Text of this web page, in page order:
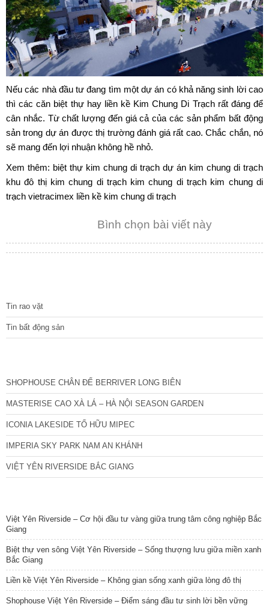
Nếu các nhà đầu tư đang tìm một dự án có khả năng sinh lời cao
thì các căn biệt thự hay liền kề Kim Chung Di Trạchrất đáng để
cân nhắc. Từ chất lượng đến giá cả của các sản phẩm bất động
sản trong dự án được thị trường đánh giá rất cao. Chắc chắn, nó
sẽ mang đến lợi nhuận không hề nhỏ.
Xem thêm: biệt thự kim chung di trạch dự án kim chung di trạch
khu đô thị kim chung di trạch kim chung di trạch kim chung di
trạch vietracimex liền kề kim chung di trạch
Bình chọn bài viết này
Tin rao vặt
Tin bất động sản
SHOPHOUSE CHÂN ĐẾ BERRIVER LONG BIÊN
MASTERISE CAO XÀ LÁ – HÀ NỘI SEASON GARDEN
ICONIA LAKESIDE TỐ HỮU MIPEC
IMPERIA SKY PARK NAM AN KHÁNH
VIỆT YÊN RIVERSIDE BẮC GIANG
Việt Yên Riverside – Cơ hội đầu tư vàng giữa trung tâm công nghiệp Bắc
Giang
Biệt thự ven sông Việt Yên Riverside – Sống thượng lưu giữa miền xanh
Bắc Giang
Liền kề Việt Yên Riverside – Không gian sống xanh giữa lòng đô thị
Shophouse Việt Yên Riverside – Điểm sáng đầu tư sinh lời bền vững